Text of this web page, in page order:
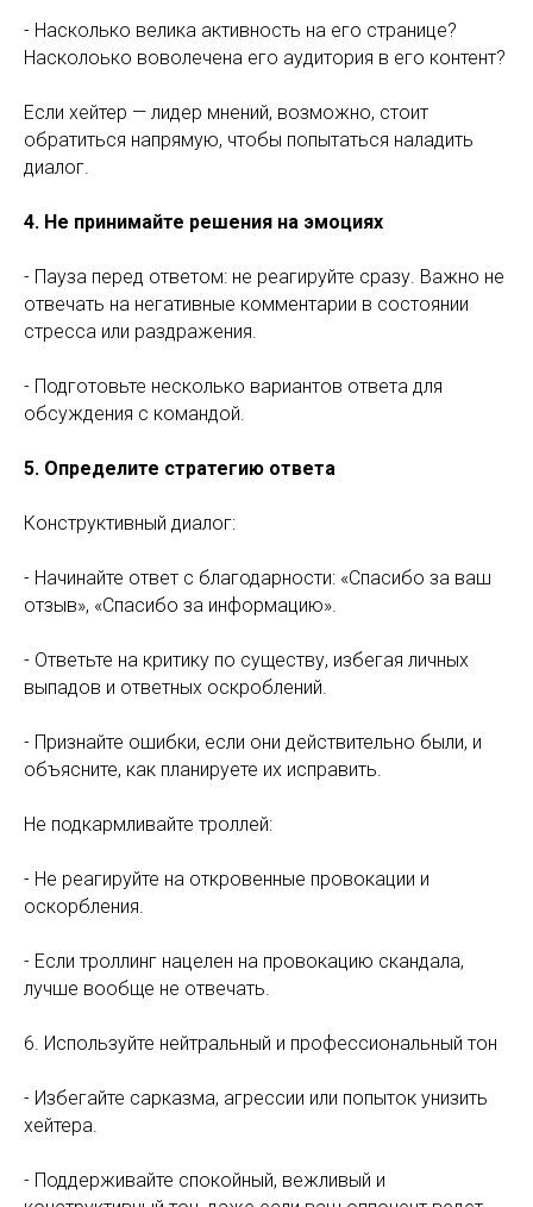
- Насколько велика активность на его странице?
Насколоько воволечена его аудитория в его контент?
Если хейтер — лидер мнений, возможно, стоит
обратиться напрямую, чтобы попытаться наладить
диалог.
4. Не принимайте решения на эмоциях
- Пауза перед ответом: не реагируйте сразу. Важно не
отвечать на негативные комментарии в состоянии
стресса или раздражения.
- Подготовьте несколько вариантов ответа для
обсуждения с командой.
5. Определите стратегию ответа
Конструктивный диалог:
- Начинайте ответ с благодарности: «Спасибо за ваш
отзыв», «Спасибо за информацию».
- Ответьте на критику по существу, избегая личных
выпадов и ответных оскроблений.
- Признайте ошибки, если они действительно были, и
объясните, как планируете их исправить.
Не подкармливайте троллей:
- Не реагируйте на откровенные провокации и
оскорбления.
- Если троллинг нацелен на провокацию скандала,
лучше вообще не отвечать.
6. Используйте нейтральный и профессиональный тон
- Избегайте сарказма, агрессии или попыток унизить
хейтера.
- Поддерживайте спокойный, вежливый и